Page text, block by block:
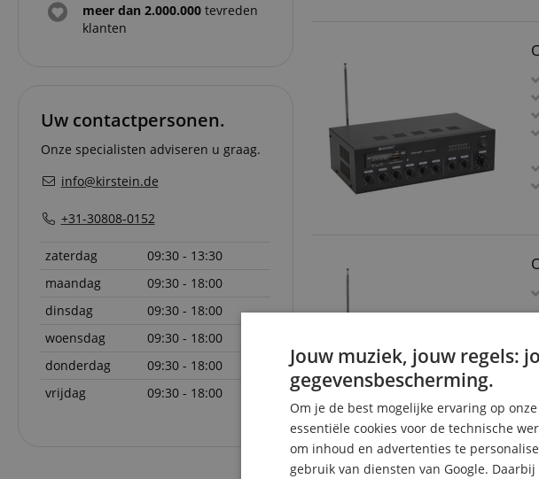
meer dan 2.000.000 tevreden
klanten
Uw contactpersonen.
Onze specialisten adviseren u graag.
info@kirstein.de
+31-30808-0152
zaterdag
09:30 - 13:30
maandag
09:30 - 18:00
dinsdag
09:30 - 18:00
woensdag
09:30 - 18:00
donderdag
09:30 - 18:00
vrijdag
09:30 - 18:00
Jouw muziek, jouw regels:
gegevensbescherming.
Om je de best mogelijke ervaring op
essentiële cookies voor de technische
om inhoud en advertenties te
gebruik van diensten van Google.